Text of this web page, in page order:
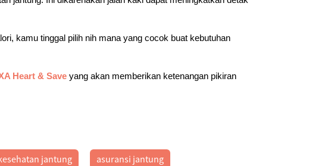
kamu tinggal pilih nih mana yang cocok buat kebutuhan
Heart & Save yang akan memberikan ketenangan pikiran
jantung asuransi jantung